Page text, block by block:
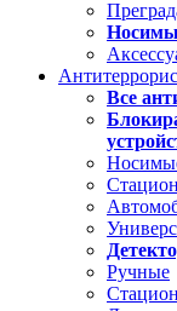
Все
Ручные